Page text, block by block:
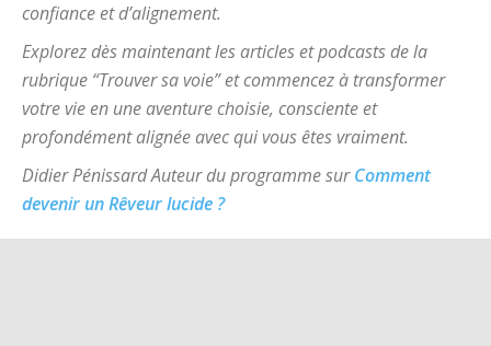
confiance et d’alignement.
Explorez dès maintenant les articles et podcasts de la
rubrique “Trouver sa voie” et commencez à transformer
votre vie en une aventure choisie, consciente et
profondément alignée avec qui vous êtes vraiment.
Didier Pénissard Auteur du programme surComment
devenir un Rêveur lucide ?